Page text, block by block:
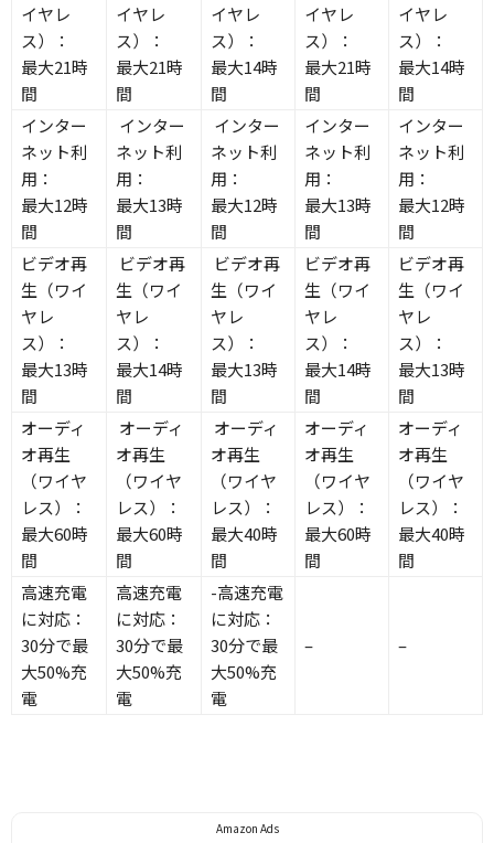
イヤレ
ス）：
最大21時
間
イヤレ
ス）：
最大21時
間
イヤレ
ス）：
最大14時
間
イヤレ
ス）：
最大21時
間
イヤレ
ス）：
最大14時
間
インター
ネット利
用：
最大12時
間
インター
ネット利
用：
最大13時
間
インター
ネット利
用：
最大12時
間
インター
ネット利
用：
最大13時
間
インター
ネット利
用：
最大12時
間
ビデオ再
生（ワイ
ヤレ
ス）：
最大13時
間
ビデオ再
生（ワイ
ヤレ
ス）：
最大14時
間
ビデオ再
生（ワイ
ヤレ
ス）：
最大13時
間
ビデオ再
生（ワイ
ヤレ
ス）：
最大14時
間
ビデオ再
生（ワイ
ヤレ
ス）：
最大13時
間
オーディ
オ再生
（ワイヤ
レス）：
最大60時
間
オーディ
オ再生
（ワイヤ
レス）：
最大60時
間
オーディ
オ再生
（ワイヤ
レス）：
最大40時
間
オーディ
オ再生
（ワイヤ
レス）：
最大60時
間
オーディ
オ再生
（ワイヤ
レス）：
最大40時
間
高速充電
に対応：
30分で最
大50%充
電
高速充電
に対応：
30分で最
大50%充
電
-高速充電
に対応：
30分で最
大50%充
電
– –
Amazon Ads